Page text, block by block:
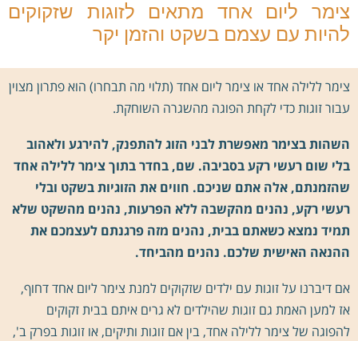
צימר ליום אחד מתאים לזוגות שזקוקים
להיות עם עצמם בשקט והזמן יקר
צימר ללילה אחד או צימר ליום אחד (תלוי מה תבחרו) הוא פתרון מצוין
עבור זוגות כדי לקחת הפוגה מהשגרה השוחקת.
השהות בצימר מאפשרת לבני הזוג להתפנק, להירגע ולאהוב
בלי שום רעשי רקע בסביבה. שם, בחדר בתוך צימר ללילה אחד
שהזמנתם, אלה אתם שניכם. חווים את הזוגיות בשקט ובלי
רעשי רקע, נהנים מהקשבה ללא הפרעות, נהנים מהשקט שלא
תמיד נמצא כשאתם בבית, נהנים מזה פרגנתם לעצמכם את
ההנאה האישית שלכם. נהנים מהביחד.
אם דיברנו על זוגות עם ילדים שזקוקים למנת צימר ליום אחד דחוף,
אז למען האמת גם זוגות שהילדים לא גרים איתם בבית זקוקים
להפוגה של צימר ללילה אחד, בין אם זוגות ותיקים, או זוגות בפרק ב',